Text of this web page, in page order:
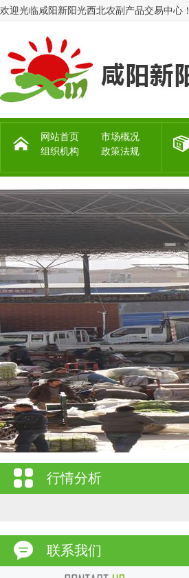
欢迎光临咸阳新阳光西北农副产品交易中心！
网站首页
市场概况
组织机构
政策法规
行情分析
联系我们